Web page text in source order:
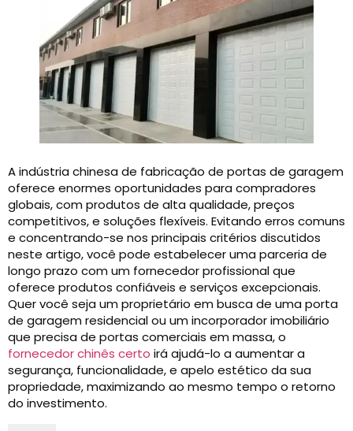
A indústria chinesa de fabricação de portas de garagem
oferece enormes oportunidades para compradores
globais, com produtos de alta qualidade, preços
competitivos, e soluções flexíveis. Evitando erros comuns
e concentrando-se nos principais critérios discutidos
neste artigo, você pode estabelecer uma parceria de
longo prazo com um fornecedor profissional que
oferece produtos confiáveis ​​e serviços excepcionais.
Quer você seja um proprietário em busca de uma porta
de garagem residencial ou um incorporador imobiliário
que precisa de portas comerciais em massa, o
fornecedor chinês certo irá ajudá-lo a aumentar a
segurança, funcionalidade, e apelo estético da sua
propriedade, maximizando ao mesmo tempo o retorno
do investimento.